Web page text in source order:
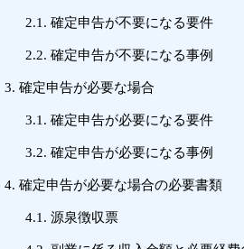
2.1. 確定申告が不要になる要件
2.2. 確定申告が不要になる事例
3. 確定申告が必要な場合
3.1. 確定申告が必要になる要件
3.2. 確定申告が必要になる事例
4. 確定申告が必要な場合の必要書類
4.1. 源泉徴収票